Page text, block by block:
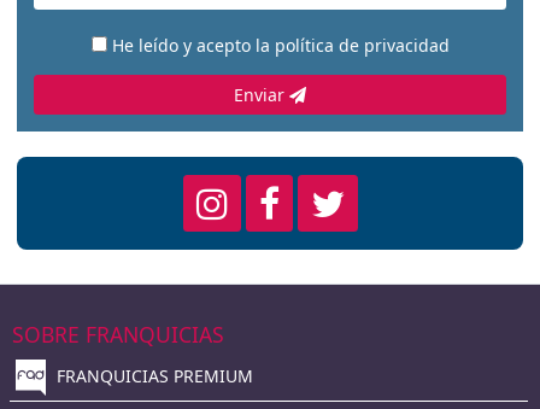
He leído y acepto la política de privacidad
Enviar
SOBRE FRANQUICIAS
FRANQUICIAS PREMIUM